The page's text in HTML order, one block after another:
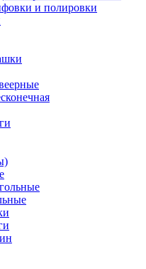
и полировки